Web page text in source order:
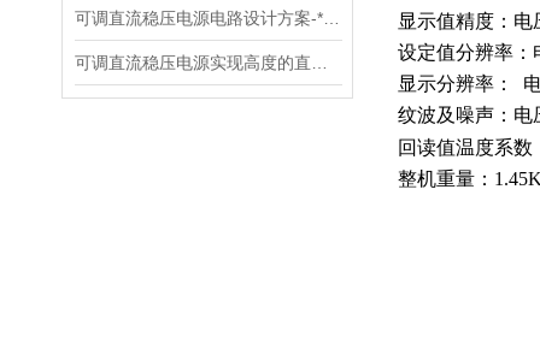
显示值精度：电
设定值分辨率：
显示分辨率：
纹波及噪声：电
回读值温度系数
整机重量：